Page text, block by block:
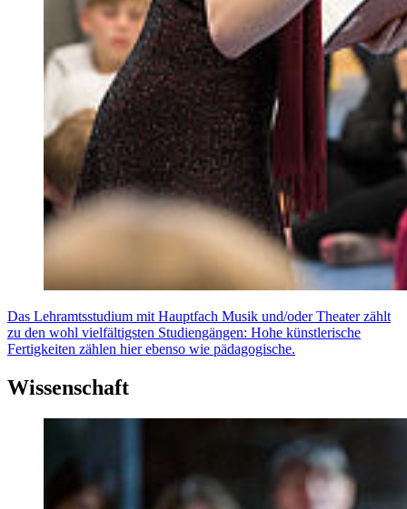
Das Lehramtsstudium mit Hauptfach Musik und/oder Theater zählt
zu den wohl vielfältigsten Studiengängen: Hohe künstlerische
Fertigkeiten zählen hier ebenso wie pädagogische.
Wissenschaft